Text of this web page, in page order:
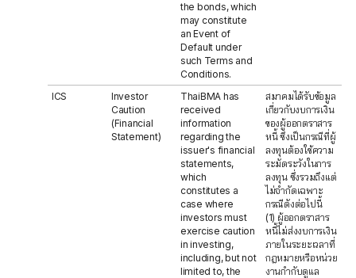
the bonds, which
may constitute
an Event of
Default under
such Terms and
Conditions.
ICS
Investor
Caution
(Financial
Statement)
ThaiBMA has
received
information
regarding the
issuer's financial
statements,
which
constitutes a
case where
investors must
exercise caution
in investing,
including, but not
limited to, the
สมาคมได้รับข้อมูล
เกี่ยวกับงบการเงิน
ของผู้ออกตราสาร
หนี้ ซึ่งเป็นกรณีที่ผู้
ลงทุนต้องใช้ความ
ระมัดระวังในการ
ลงทุน ซึ่งรวมถึงแต่
ไม่จำกัดเฉพาะ
กรณีดังต่อไปนี้
(1) ผู้ออกตราสาร
หนี้ไม่ส่งงบการเงิน
ภายในระยะเวลาที่
กฎหมายหรือหน่วย
งานกำกับดูแล